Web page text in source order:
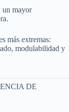
un mayor
más extremas:
modulabilidad y
DE